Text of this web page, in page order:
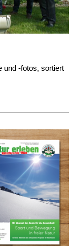
und -fotos, sortiert